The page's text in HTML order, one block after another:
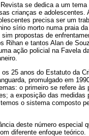
se dedica a um
crianças e adolescentes.
precisa ser um
sírio morto numa praia
propostas de
Rihan e tantos Alan de
ação policial na Favela
25 anos do Estatuto da
promulgado em
o primeiro se refere às
a exposição das medidas
o sistema composto
deste número especial
diferente enfoque teórico.